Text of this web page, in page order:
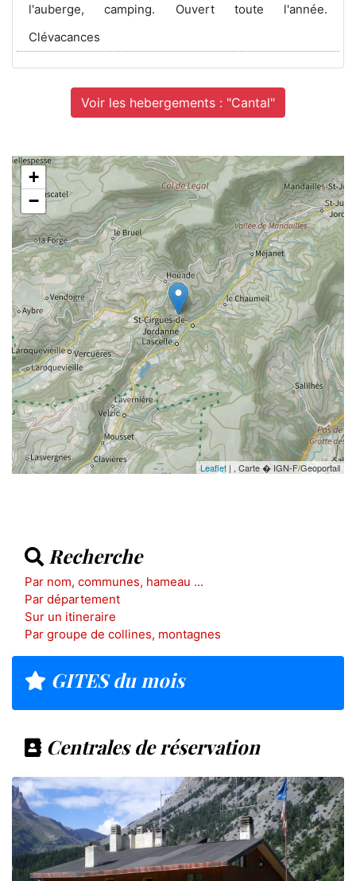
l'auberge, camping. Ouvert toute l'année.
Clévacances
Voir les hebergements : "Cantal"
+
−
Leaflet | , Carte � IGN-F/Geoportail
Recherche
Par nom, communes, hameau ...
Par département
Sur un itineraire
Par groupe de collines, montagnes
GITES du mois
Centrales de réservation